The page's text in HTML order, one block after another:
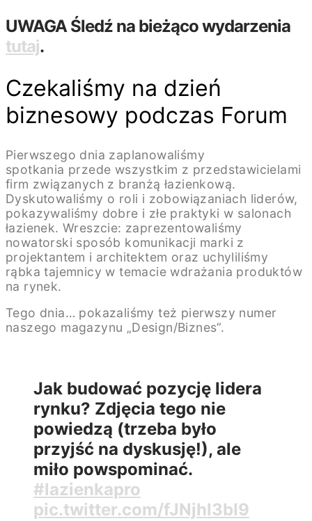
UWAGA Śledź na bieżąco wydarzenia
tutaj.
Czekaliśmy na dzień
biznesowy podczas Forum
Pierwszego dnia zaplanowaliśmy
spotkania przede wszystkim z przedstawicielami
firm związanych z branżą łazienkową.
Dyskutowaliśmy o roli i zobowiązaniach liderów,
pokazywaliśmy dobre i złe praktyki w salonach
łazienek. Wreszcie: zaprezentowaliśmy
nowatorski sposób komunikacji marki z
projektantem i architektem oraz uchyliliśmy
rąbka tajemnicy w temacie wdrażania produktów
na rynek.
Tego dnia… pokazaliśmy też pierwszy numer
naszego magazynu „Design/Biznes”.
Jak budować pozycję lidera
rynku? Zdjęcia tego nie
powiedzą (trzeba było
przyjść na dyskusję!), ale
miło powspominać.
#lazienkapro
pic.twitter.com/fJNjhl3bI9